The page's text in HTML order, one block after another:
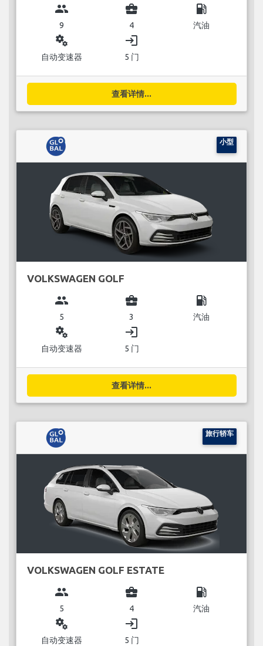
group
9
business_center
4
local_gas_station
汽油
miscellaneous_services
自动变速器
login
5 门
查看详情...
小型
VOLKSWAGEN GOLF
group
5
business_center
3
local_gas_station
汽油
miscellaneous_services
自动变速器
login
5 门
查看详情...
旅行轿车
VOLKSWAGEN GOLF ESTATE
group
5
business_center
4
local_gas_station
汽油
miscellaneous_services
自动变速器
login
5 门